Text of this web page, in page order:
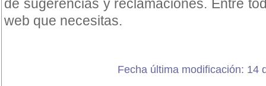
de sugerencias y reclamaciones. Entre
web que necesitas.
Fecha última modificación: 14